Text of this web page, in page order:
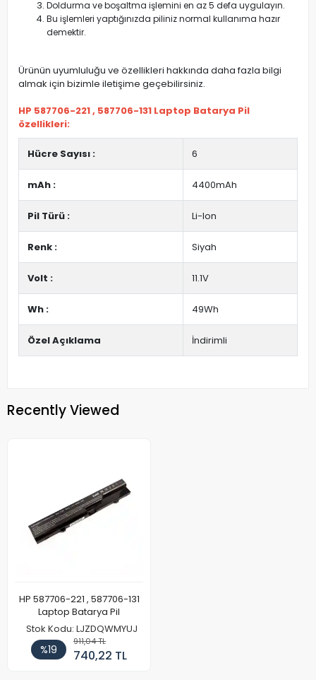
Doldurma ve boşaltma işlemini en az 5 defa uygulayın.
Bu işlemleri yaptığınızda piliniz normal kullanıma hazır
demektir.
Ürünün uyumluluğu ve özellikleri hakkında daha fazla bilgi
almak için bizimle iletişime geçebilirsiniz.
HP 587706-221 , 587706-131 Laptop Batarya Pil
özellikleri:
Hücre Sayısı : 6
mAh : 4400mAh
Pil Türü : Li-Ion
Renk : Siyah
Volt : 11.1V
Wh : 49Wh
Özel Açıklama İndirimli
Recently Viewed
HP 587706-221 , 587706-131
Laptop Batarya Pil
Stok Kodu: LJZDQWMYUJ
%19
911,04 TL
740,22 TL